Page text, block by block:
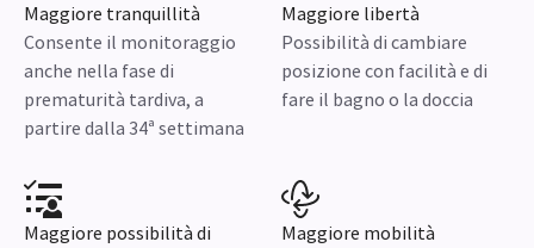
Maggiore tranquillità
Consente il monitoraggio
anche nella fase di
prematurità tardiva, a
partire dalla 34ª settimana
Maggiore libertà
Possibilità di cambiare
posizione con facilità e di
fare il bagno o la doccia
Maggiore possibilità di
Maggiore mobilità